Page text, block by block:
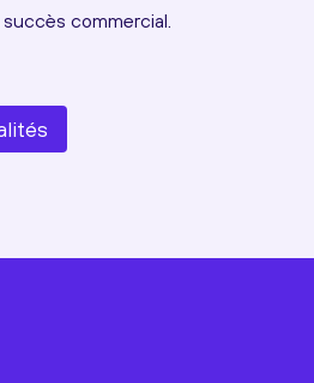
commercial.